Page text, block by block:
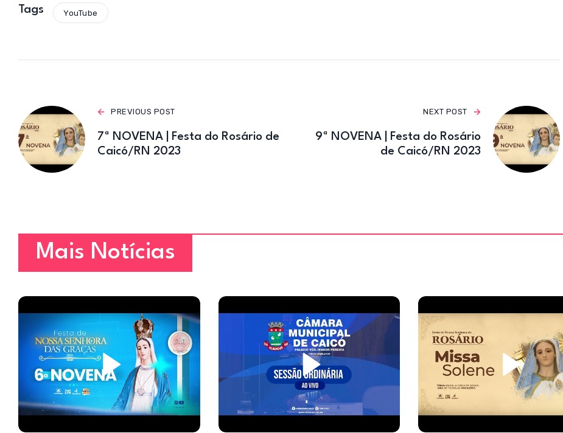
Tags YouTube
PREVIOUS POST
7ª NOVENA | Festa do Rosário de
Caicó/RN 2023
NEXT POST
9ª NOVENA | Festa do Rosário
de Caicó/RN 2023
Mais Notícias